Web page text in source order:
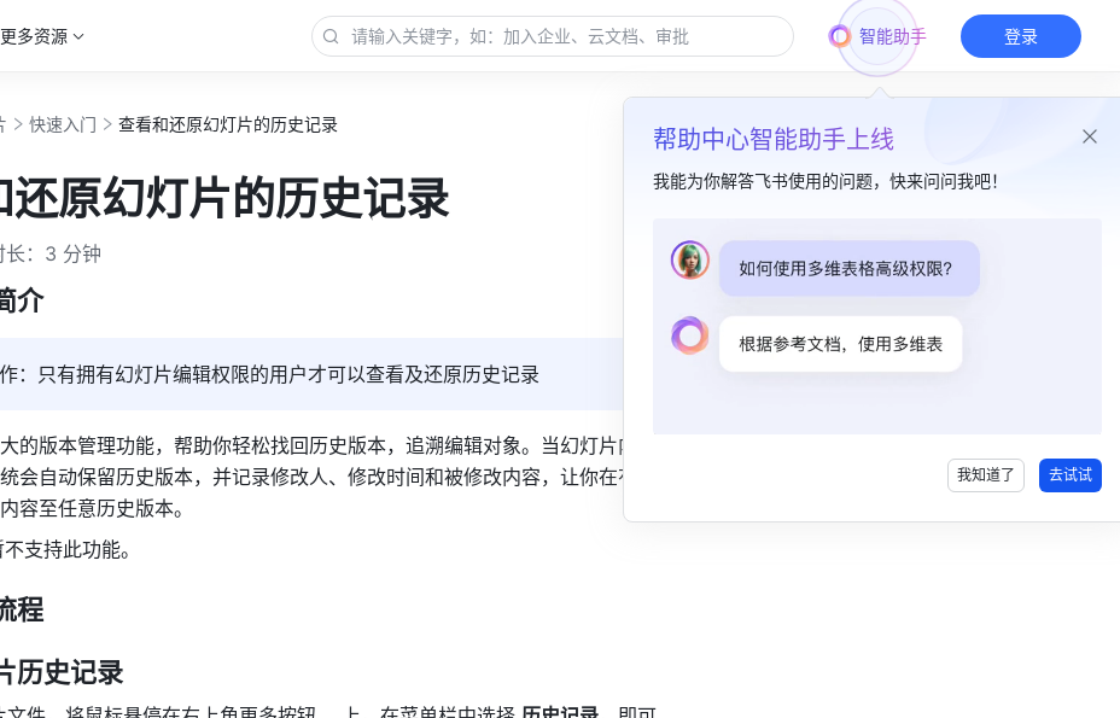
更多资源 智能助手
帮助中心智能助手上线
我能为你解答飞书使用的问题，快来问问我吧！
我知道了 去试试
登录
快速入门 查看和还原幻灯片的历史记录
还原幻灯片的历史记录
长：3 分钟
介
：只有拥有幻灯片编辑权限的用户才可以查看及还原历史记录
的版本管理功能，帮助你轻松找回历史版本，追溯编辑对象。当幻灯片内容
会自动保留历史版本，并记录修改人、修改时间和被修改内容，让你在有需
容至任意历史版本。
支持此功能。
程
历史记录
本篇目录
二、操作流程​